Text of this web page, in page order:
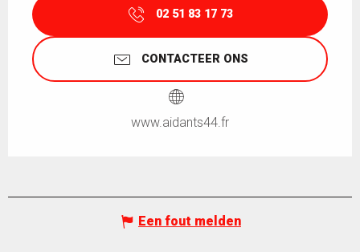
02 51 83 17 73
CONTACTEER ONS
www.aidants44.fr
Een fout melden